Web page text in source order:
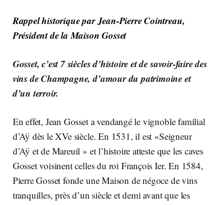
Rappel historique par Jean-Pierre Cointreau,
Président de la Maison Gosset
Gosset, c’est 7 siècles d’histoire et de savoir-faire des
vins de Champagne, d’amour du patrimoine et
d’un terroir.
En effet, Jean Gosset a vendangé le vignoble familial
d’Aÿ dès le XVe siècle. En 1531, il est «Seigneur
d’Aÿ et de Mareuil » et l’histoire atteste que les caves
Gosset voisinent celles du roi François Ier. En 1584,
Pierre Gosset fonde une Maison de négoce de vins
tranquilles, près d’un siècle et demi avant que les